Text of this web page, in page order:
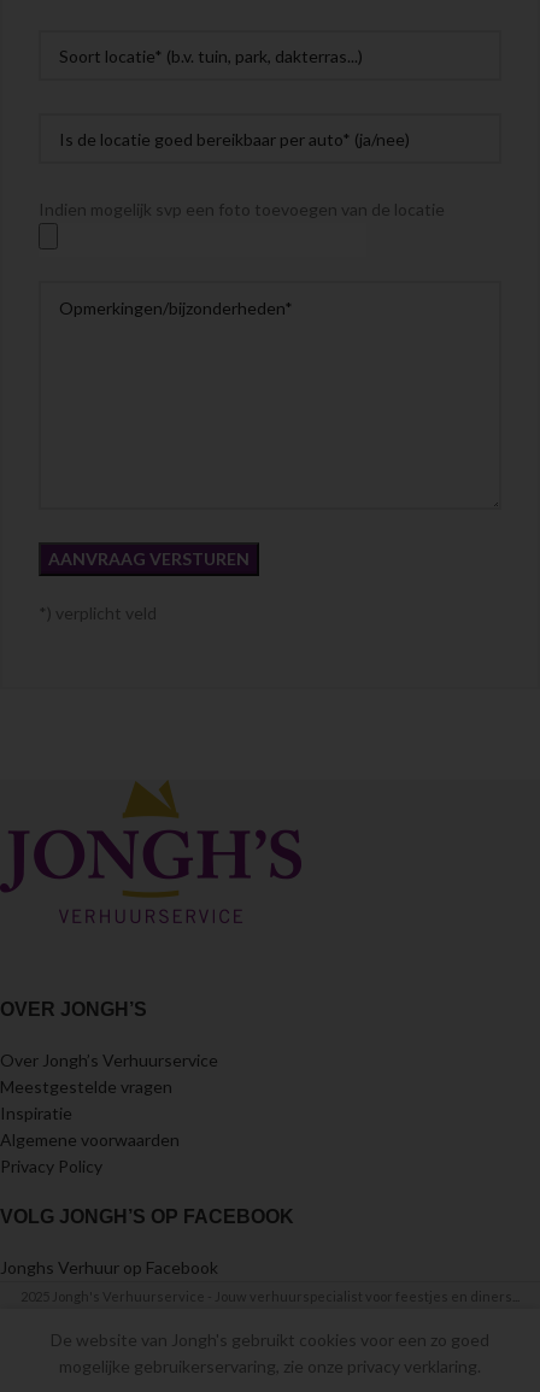
Indien mogelijk svp een foto toevoegen van de locatie
*) verplicht veld
OVER JONGH’S
Over Jongh’s Verhuurservice
Meestgestelde vragen
Inspiratie
Algemene voorwaarden
Privacy Policy
VOLG JONGH’S OP FACEBOOK
Jonghs Verhuur op Facebook
2025 Jongh's Verhuurservice - Jouw verhuurspecialist voor feestjes en diners...
De website van Jongh's gebruikt cookies voor een zo goed
mogelijke gebruikerservaring, zie onze privacy verklaring.